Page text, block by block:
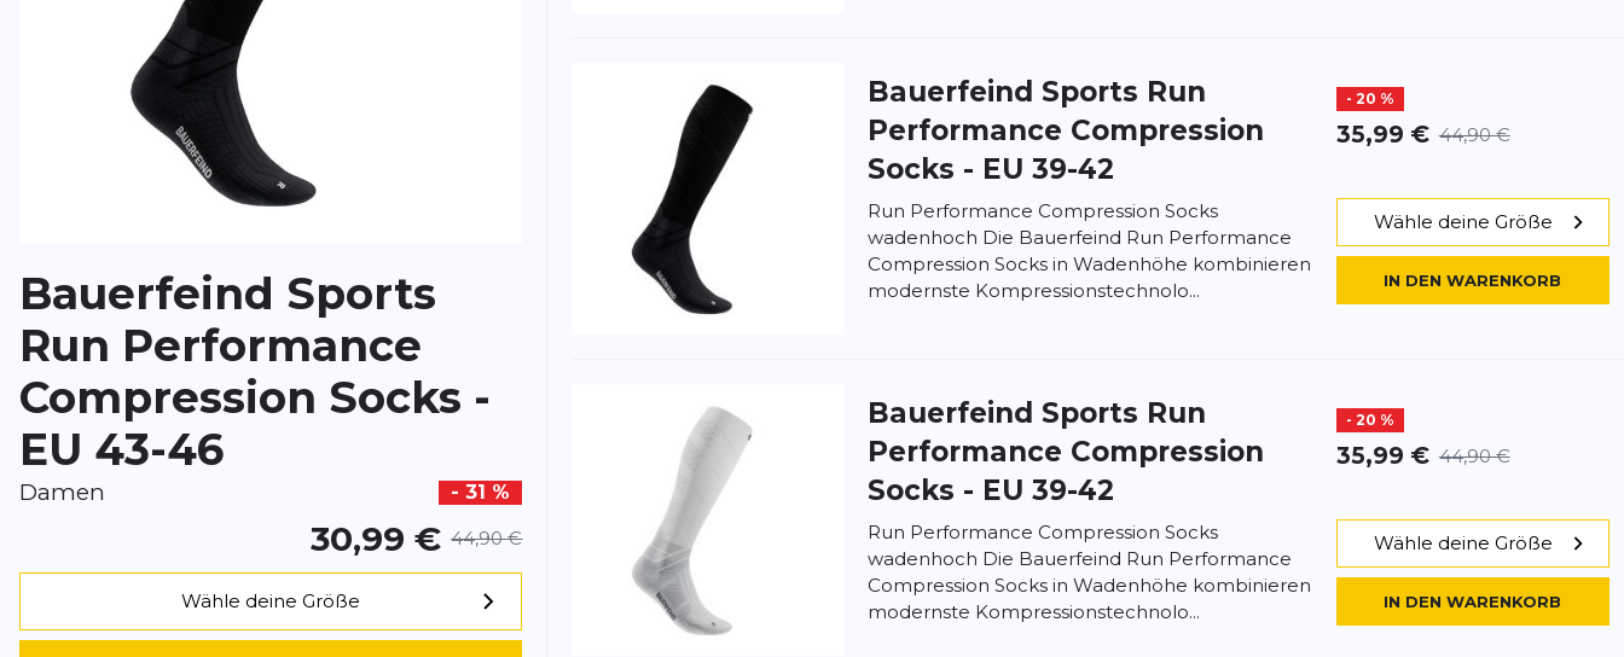
Dieses Formular ist durch reCAPTCHA geschützt – es gelten die Datenschutzbestimmungenund
von
Google.
Bauerfeind Sports
Run Performance
Compression Socks -
EU 43-46
Damen - 31 %
30,99 € 44,90 €
Wähle deine Größe
Bauerfeind Sports Run
Performance Compression
Socks - EU 39-42
- 20 %
35,99 € 44,90 €
Run Performance Compression Socks
wadenhoch Die Bauerfeind Run Performance
Compression Socks in Wadenhöhe kombinieren
modernste Kompressionstechnolo...
Wähle deine Größe
IN DEN WARENKORB
Bauerfeind Sports Run
Performance Compression
Socks - EU 39-42
- 20 %
35,99 € 44,90 €
Run Performance Compression Socks
wadenhoch Die Bauerfeind Run Performance
Compression Socks in Wadenhöhe kombinieren
modernste Kompressionstechnolo...
Wähle deine Größe
IN DEN WARENKORB